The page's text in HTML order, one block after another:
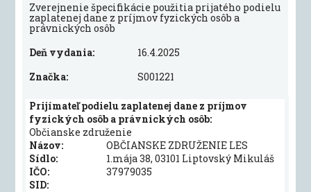
Zverejnenie špecifikácie použitia prijatého podielu
zaplatenej dane z príjmov fyzických osôb a
právnických osôb
Deň vydania:
16.4.2025
Značka:
S001221
Prijímateľ podielu zaplatenej dane z príjmov
fyzických osôb a právnických osôb:
Občianske združenie
Názov:
OBČIANSKE ZDRUŽENIE LES
Sídlo:
1.mája 38, 03101 Liptovský Mikuláš
IČO:
37979035
SID: